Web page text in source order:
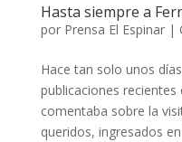
Hasta siempre a
por Prensa El Espinar|
Hace tan solo unos
publicaciones
comentaba sobre la
queridos, ingresados